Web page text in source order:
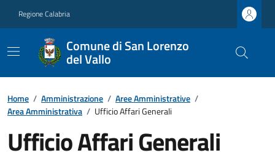
Regione Calabria
Comune di San Lorenzo
del Vallo
Home / Amministrazione / Aree Amministrative /
Area Amministrativa / Ufficio Affari Generali
Ufficio Affari Generali